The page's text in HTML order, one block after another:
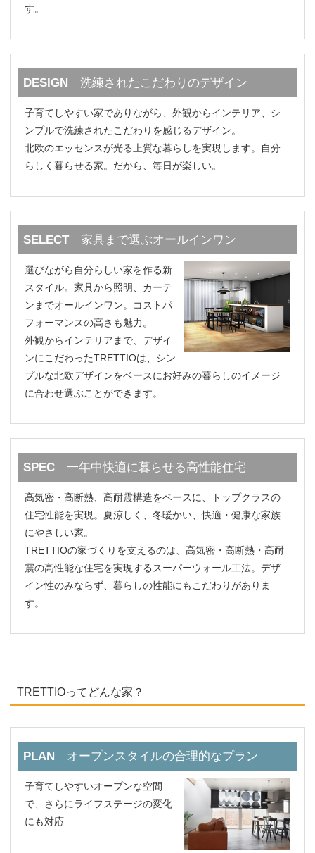
す。
DESIGN 洗練されたこだわりのデザイン
子育てしやすい家でありながら、外観からインテリア、シ
ンプルで洗練されたこだわりを感じるデザイン。
北欧のエッセンスが光る上質な暮らしを実現します。自分
らしく暮らせる家。だから、毎日が楽しい。
SELECT 家具まで選ぶオールインワン
選びながら自分らしい家を作る新
スタイル。家具から照明、カーテ
ンまでオールインワン。コストパ
フォーマンスの高さも魅力。
外観からインテリアまで、デザイ
ンにこだわったTRETTIOは、シン
プルな北欧デザインをベースにお好みの暮らしのイメージ
に合わせ選ぶことができます。
SPEC 一年中快適に暮らせる高性能住宅
高気密・高断熱、高耐震構造をベースに、トップクラスの
住宅性能を実現。夏涼しく、冬暖かい、快適・健康な家族
にやさしい家。
TRETTIOの家づくりを支えるのは、高気密・高断熱・高耐
震の高性能な住宅を実現するスーパーウォール工法。デザ
イン性のみならず、暮らしの性能にもこだわりがありま
す。
TRETTIOってどんな家？
PLAN オープンスタイルの合理的なプラン
子育てしやすいオープンな空間
で、さらにライフステージの変化
にも対応